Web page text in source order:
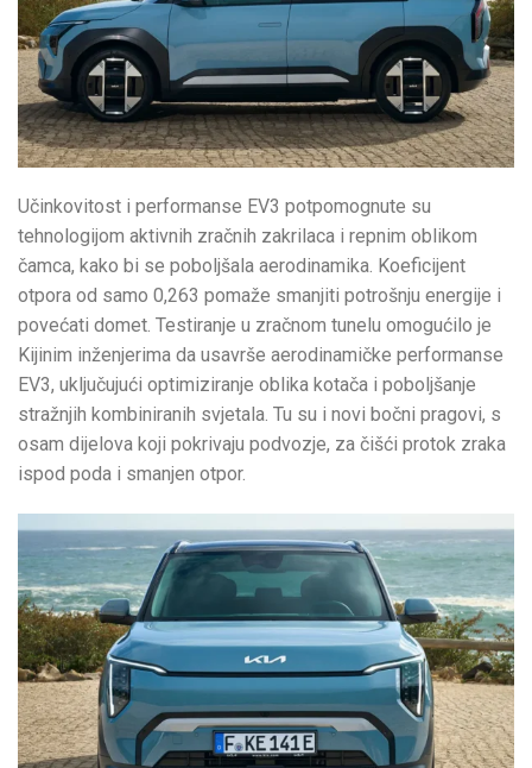
Učinkovitost i performanse EV3 potpomognute su
tehnologijom aktivnih zračnih zakrilaca i repnim oblikom
čamca, kako bi se poboljšala aerodinamika. Koeficijent
otpora od samo 0,263 pomaže smanjiti potrošnju energije i
povećati domet. Testiranje u zračnom tunelu omogućilo je
Kijinim inženjerima da usavrše aerodinamičke performanse
EV3, uključujući optimiziranje oblika kotača i poboljšanje
stražnjih kombiniranih svjetala. Tu su i novi bočni pragovi, s
osam dijelova koji pokrivaju podvozje, za čišći protok zraka
ispod poda i smanjen otpor.